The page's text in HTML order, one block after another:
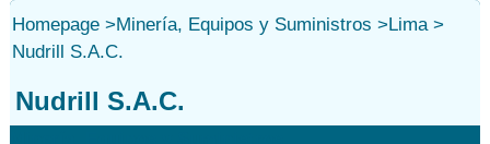
Homepage>Minería, Equipos y Suministros >Lima>
Nudrill S.A.C.
Nudrill S.A.C.